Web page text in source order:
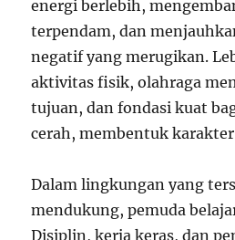
energi berlebih,
terpendam, dan
negatif yang merugikan.
aktivitas fisik, olahraga
tujuan, dan fondasi kuat
cerah, membentuk
Dalam lingkungan yang
mendukung, pemuda
Disiplin, kerja keras, dan